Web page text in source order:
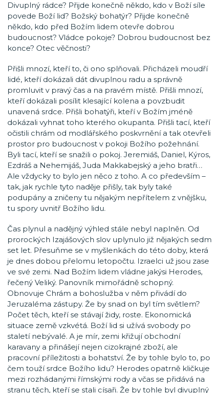
Divuplný rádce? Přijde konečně někdo, kdo v Boží síle
povede Boží lid? Božský bohatýr? Přijde konečně
někdo, kdo před Božím lidem otevře dobrou
budoucnost? Vládce pokoje? Dobrou budoucnost bez
konce? Otec věčnosti?
Přišli mnozí, kteří to, či ono splňovali. Přicházeli moudří
lidé, kteří dokázali dát divuplnou radu a správně
promluvit v pravý čas a na pravém místě. Přišli mnozí,
kteří dokázali posílit klesající kolena a povzbudit
unavená srdce. Přišli bohatýři, kteří v Božím jméně
dokázali vyhnat toho kterého okupanta. Přišli tací, kteří
očistili chrám od modlářského poskvrnění a tak otevřeli
prostor pro budoucnost v pokoji Božího požehnání.
Byli tací, kteří se snažili o pokoj. Jeremiáš, Daniel, Kýros,
Ezdráš a Nehemijáš, Juda Makkabejský a jeho bratři…
Ale vždycky to bylo jen něco z toho. A co především –
tak, jak rychle tyto naděje přišly, tak byly také
podupány a zničeny tu nějakým nepřítelem z vnějšku,
tu spory uvnitř Božího lidu.
Čas plynul a nadějný výhled stále nebyl naplněn. Od
prorockých Izajášových slov uplynulo již nějakých sedm
set let. Přesuňme se v myšlenkách do této doby, která
je dnes dobou přelomu letopočtu. Izraelci už jsou zase
ve své zemi. Nad Božím lidem vládne jakýsi Herodes,
řečený Veliký. Panovník mimořádně schopný.
Obnovuje Chrám a bohoslužba v něm přivádí do
Jeruzaléma zástupy. Že by snad on byl tím světlem?
Počet těch, kteří se stávají židy, roste. Ekonomická
situace země vzkvétá. Boží lid si užívá svobody po
staletí nebývalé. A je mír, zemi křižují obchodní
karavany a přinášejí nejen cizokrajné zboží, ale
pracovní příležitosti a bohatství. Že by tohle bylo to, po
čem touží srdce Božího lidu? Herodes opatrně kličkuje
mezi rozhádanými římskými rody a včas se přidává na
stranu těch, kteří se stali císaři. Že by tohle byl divuplný